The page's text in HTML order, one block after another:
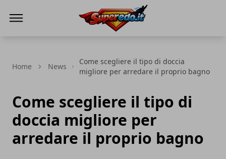
Home News
Come scegliere il tipo di doccia
migliore per arredare il proprio bagno
Come scegliere il tipo di
doccia migliore per
arredare il proprio bagno